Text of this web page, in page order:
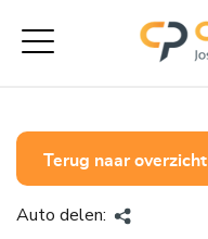
Terug naar overzicht
Auto delen: